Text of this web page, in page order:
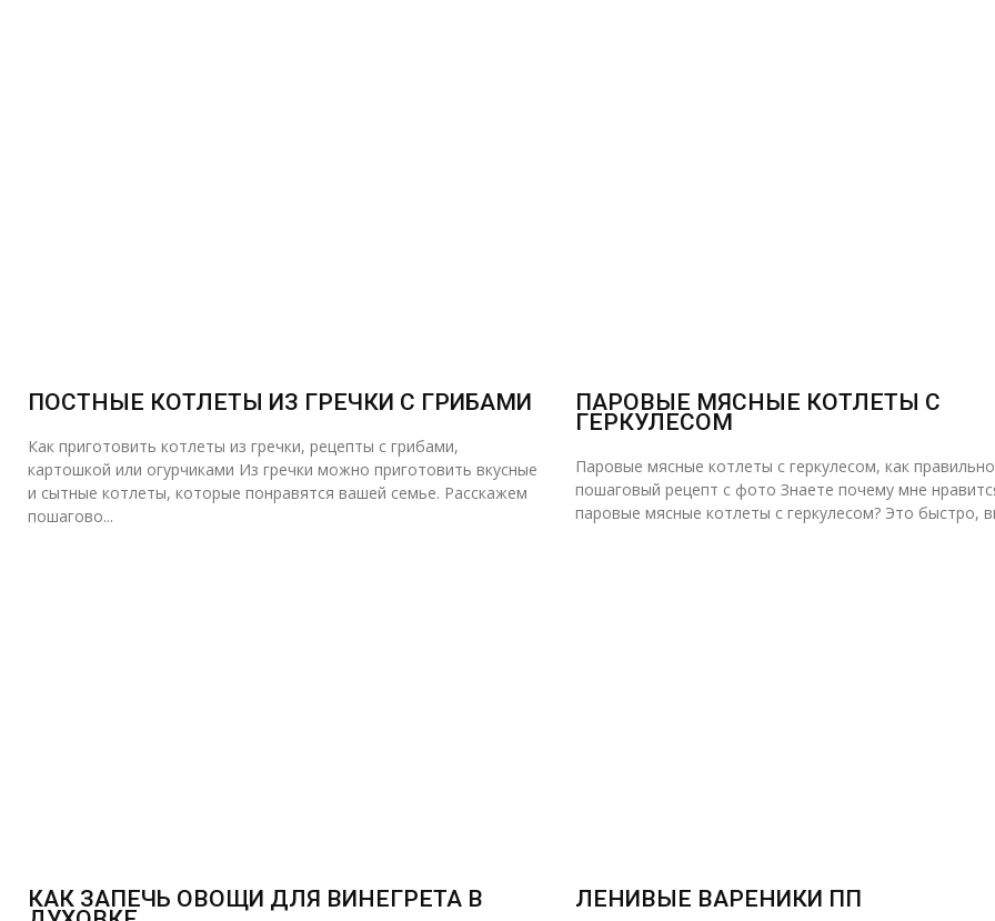
ПОСТНЫЕ КОТЛЕТЫ ИЗ ГРЕЧКИ С ГРИБАМИ
Как приготовить котлеты из гречки, рецепты с грибами,
картошкой или огурчиками Из гречки можно приготовить вкусные
и сытные котлеты, которые понравятся вашей семье. Расскажем
пошагово...
ПАРОВЫЕ МЯСНЫЕ КОТЛЕТЫ С
ГЕРКУЛЕСОМ
Паровые мясные котлеты с геркулесом, как
пошаговый рецепт с фото Знаете почему мне
паровые мясные котлеты с геркулесом? Это быстро,
КАК ЗАПЕЧЬ ОВОЩИ ДЛЯ ВИНЕГРЕТА В ЛЕНИВЫЕ ВАРЕНИКИ ПП